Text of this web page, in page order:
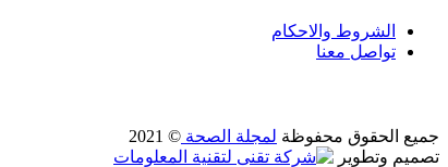
الشروط والاحكام
تواصل معنا
جميع الحقوق محفوظة لمجلة الصحة © 2021
تصميم وتطوير